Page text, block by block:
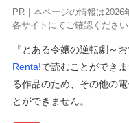
PR｜本ページの情報は
各サイトにてご確認ください
『とある令嬢の逆転劇～
Renta!で読むことができ
る作品のため、その他の
とができません。